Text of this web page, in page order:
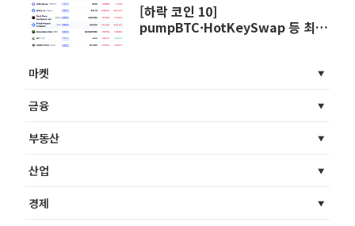
[하락 코인 10]
pumpBTC·HotKeySwap 등 최대
마켓
금융
부동산
산업
경제